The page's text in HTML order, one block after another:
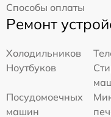
Способы оплаты
Ремонт
Холодильников
Ноутбуков
Посудомоечных
машин